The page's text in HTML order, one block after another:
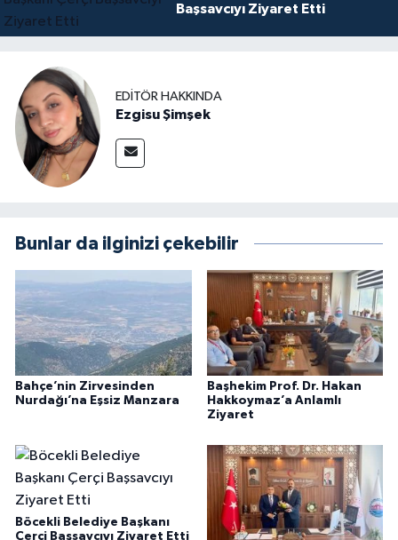
Başsavcıyı Ziyaret Etti
EDITÖR HAKKINDA
Ezgisu Şimşek
Bunlar da ilginizi çekebilir
Bahçe’nin Zirvesinden
Nurdağı’na Eşsiz Manzara
Başhekim Prof. Dr. Hakan
Hakkoymaz’a Anlamlı
Ziyaret
Böcekli Belediye Başkanı
Çerçi Başsavcıyı Ziyaret Etti